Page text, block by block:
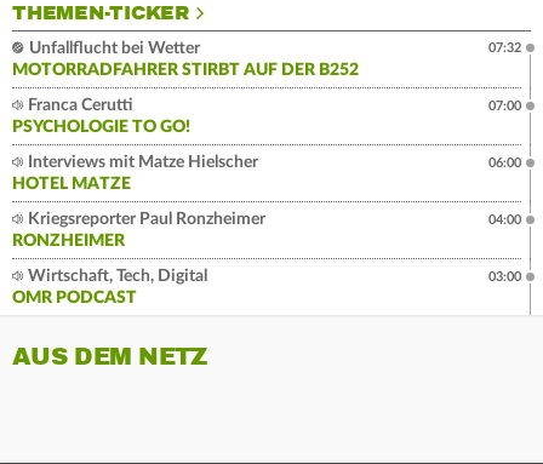
THEMEN-TICKER
Unfallflucht bei Wetter
MOTORRADFAHRER STIRBT AUF DER B252
07:32
Franca Cerutti
PSYCHOLOGIE TO GO!
07:00
Interviews mit Matze Hielscher
HOTEL MATZE
06:00
Kriegsreporter Paul Ronzheimer
RONZHEIMER
04:00
Wirtschaft, Tech, Digital
OMR PODCAST
03:00
AUS DEM NETZ